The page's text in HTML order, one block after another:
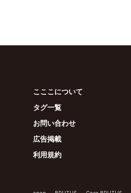
こここについて
タグ一覧
お問い合わせ
広告掲載
利用規約